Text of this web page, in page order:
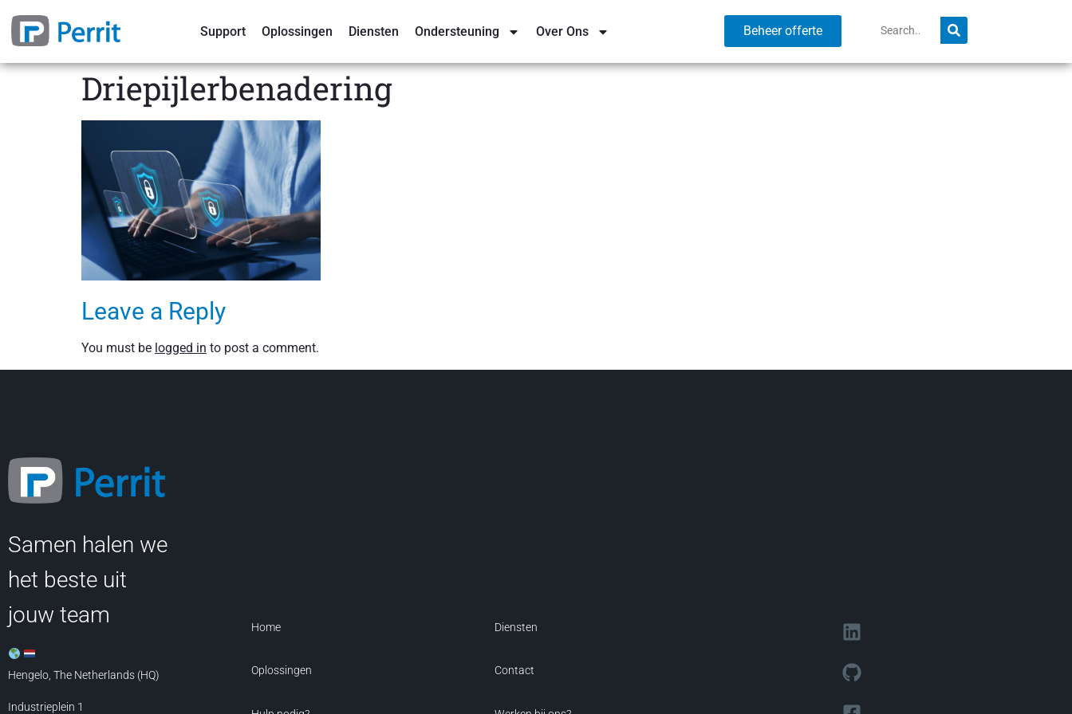
Support Oplossingen Diensten Ondersteuning Over Ons Beheer offerte
Driepijlerbenadering
Leave a Reply
You must be logged in to post a comment.
Samen halen we
het beste uit
jouw team
Hengelo, The Netherlands (HQ)
Industrieplein 1
Home
Oplossingen
Diensten
Contact